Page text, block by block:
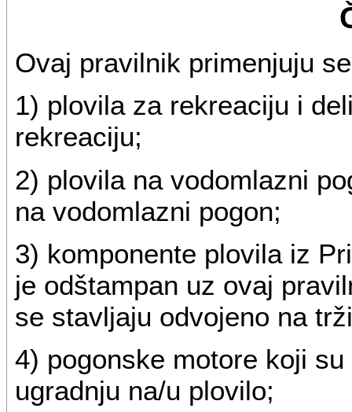
Ovaj pravilnik primenjuju
1) plovila za rekreaciju i
rekreaciju;
2) plovila na vodomlazni
na vodomlazni pogon;
3) komponente plovila iz
je odštampan uz ovaj
se stavljaju odvojeno na
4) pogonske motore koji
ugradnju na/u plovilo;